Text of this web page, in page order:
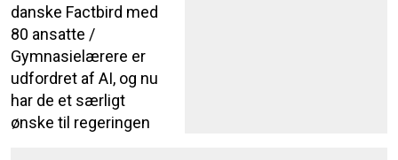
danske Factbird med
80 ansatte /
Gymnasielærere er
udfordret af AI, og nu
har de et særligt
ønske til regeringen